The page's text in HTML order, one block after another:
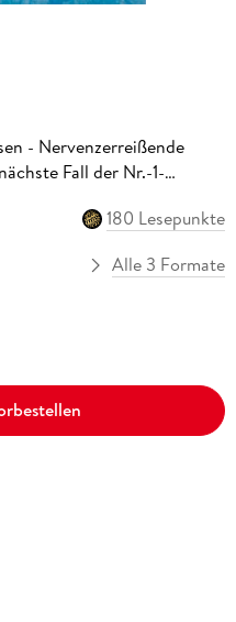
- Nervenzerreißende
Fall der Nr.-1-
180 Lesepunkte
Alle 3 Formate